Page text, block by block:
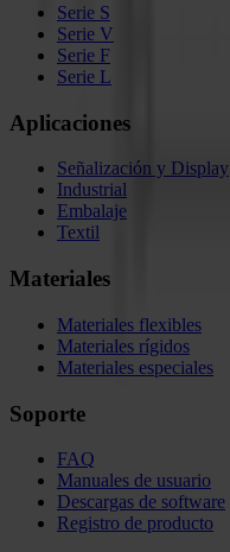
Serie S
Serie V
Serie F
Serie L
Aplicaciones
Señalización y Display
Industrial
Embalaje
Textil
Materiales
Materiales flexibles
Materiales rígidos
Materiales especiales
Soporte
FAQ
Manuales de usuario
Descargas de software
Registro de producto